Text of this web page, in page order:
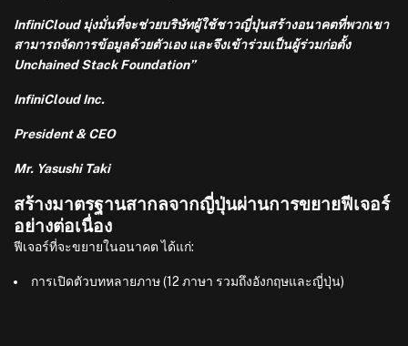
InfiniCloud มุ่งมั่นที่จะช่วยบริษัทผู้ใช้ชาวญี่ปุ่นสร้างอนาคตที่พวกเขา
สามารถจัดการข้อมูลด้วยตัวเอง และจึงเข้าร่วมเป็นผู้ร่วมก่อตั้ง
Unchained Stack Foundation”
InfiniCloud Inc.
President & CEO
Mr. Yasushi Taki
สร้างมาตรฐานสากลจากญี่ปุ่นผ่านการขยายฟีเจอร์
อย่างต่อเนื่อง
ฟีเจอร์ที่จะขยายในอนาคต ได้แก่:
การเปิดตัวบทหลายภาษ (12 ภาษา รวมถึงอังกฤษและญี่ปุ่น)